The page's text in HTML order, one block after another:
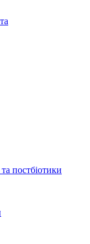
постбіотики